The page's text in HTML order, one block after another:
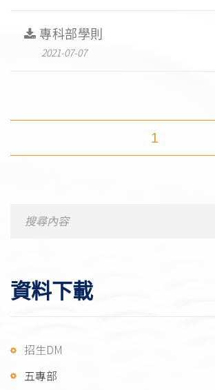
專科部學則
2021-07-07
1
資料下載
招生DM
五專部